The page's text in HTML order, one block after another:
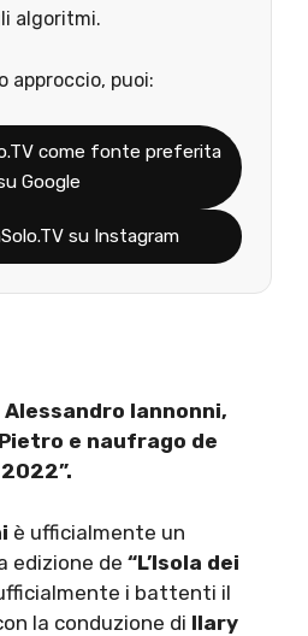
algoritmi.
approccio, puoi:
come fonte preferita
Google
su Instagram
Iannonni,
e naufrago de
è ufficialmente un
edizione de “L’Isola dei
i battenti il
la conduzione di Ilary